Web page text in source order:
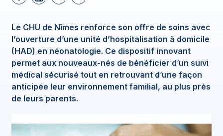
Le CHU de Nîmes renforce son offre de soins avec
l’ouverture d’une unité d’hospitalisation à domicile
(HAD) en néonatologie. Ce dispositif innovant
permet aux nouveaux-nés de bénéficier d’un suivi
médical sécurisé tout en retrouvant d’une façon
anticipée leur environnement familial, au plus près
de leurs parents.